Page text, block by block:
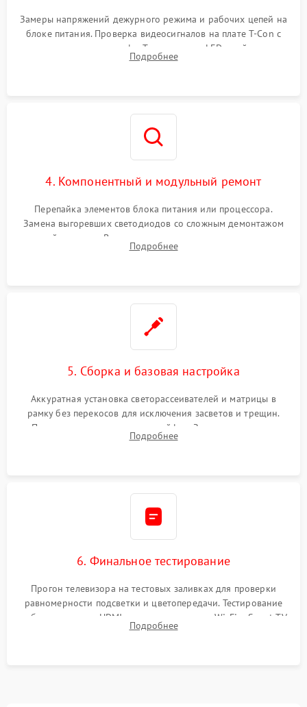
Замеры напряжений дежурного режима и рабочих цепей на
блоке питания. Проверка видеосигналов на плате T-Con с
помощью осциллографа. Тестирование LED-драйвера и
светодиодных планок подсветки мультиметром.
Подробнее
4. Компонентный и модульный ремонт
Перепайка элементов блока питания или процессора.
Замена выгоревших светодиодов со сложным демонтажом
хрупкой матрицы. Восстановление поврежденных дорожек,
прошивка микросхем памяти EEPROM
Подробнее
5. Сборка и базовая настройка
Аккуратная установка светорассеивателей и матрицы в
рамку без перекосов для исключения засветов и трещин.
Подключение внутренних шлейфов. Закрытие корпуса.
Сброс настроек и обновление программного обеспечения.
Подробнее
6. Финальное тестирование
Прогон телевизора на тестовых заливках для проверки
равномерности подсветки и цветопередачи. Тестирование
работы разъемов HDMI, динамиков, модуля Wi-Fi и Smart TV
в рабочем режиме в течение нескольких часов.
Подробнее